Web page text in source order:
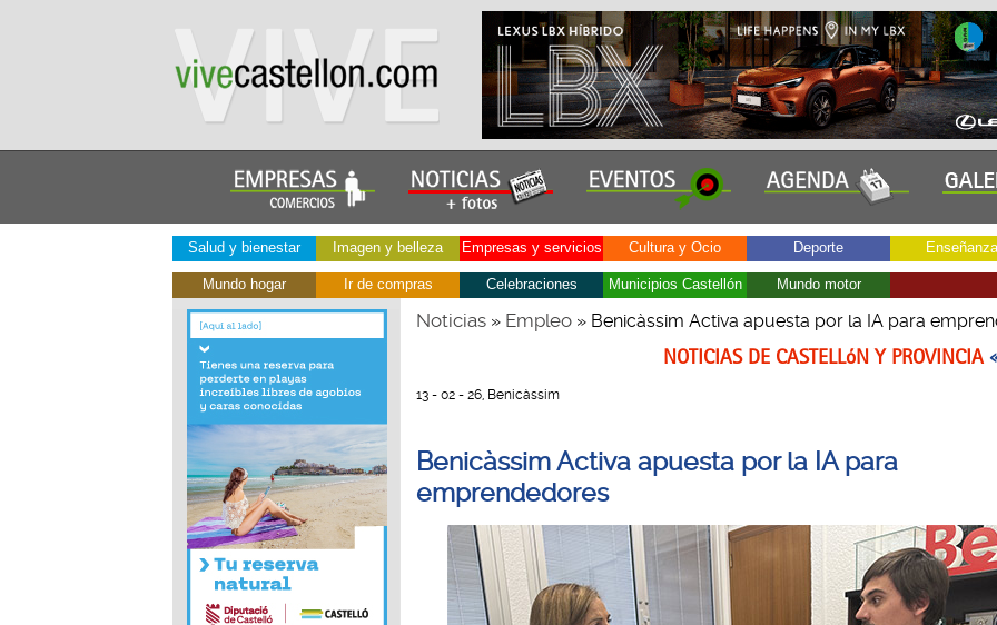
Salud y bienestar Imagen y belleza Empresas y servicios Cultura y Ocio Deporte Enseñanza
Mundo hogar Ir de compras Celebraciones Municipios Castellón Mundo motor
Noticias» Empleo» Benicàssim Activa apuesta por la IA para
NOTICIAS DE CASTELLóN Y PROVINCIA
13 - 02 - 26, Benicàssim
Benicàssim Activa apuesta por la IA para
emprendedores